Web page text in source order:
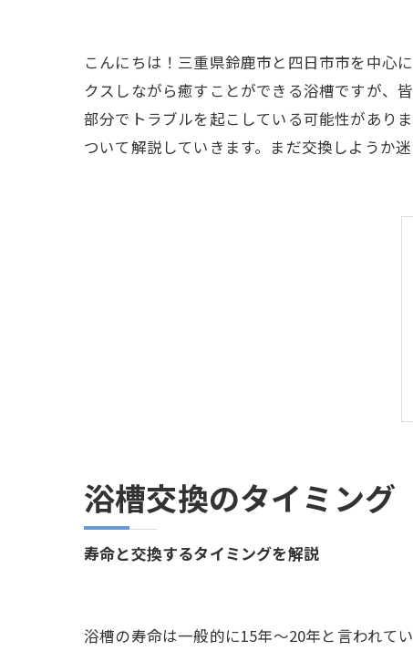
こんにちは！三重県鈴鹿市と四日市市を中心
クスしながら癒すことができる浴槽ですが、
部分でトラブルを起こしている可能性があり
ついて解説していきます。まだ交換しようか
浴槽交換のタイミング
寿命と交換するタイミングを解説
浴槽の寿命は一般的に15年～20年と言われて